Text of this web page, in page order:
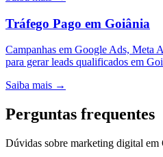
Tráfego Pago em Goiânia
Campanhas em Google Ads, Meta
para gerar leads qualificados em
Saiba mais →
Perguntas frequentes
Dúvidas sobre marketing digital em